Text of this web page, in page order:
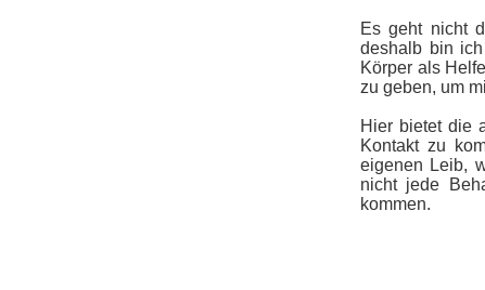
Es geht nicht
deshalb bin
Körper als
zu geben, um
Hier bietet die
Kontakt zu
eigenen Leib,
nicht jede
kommen.